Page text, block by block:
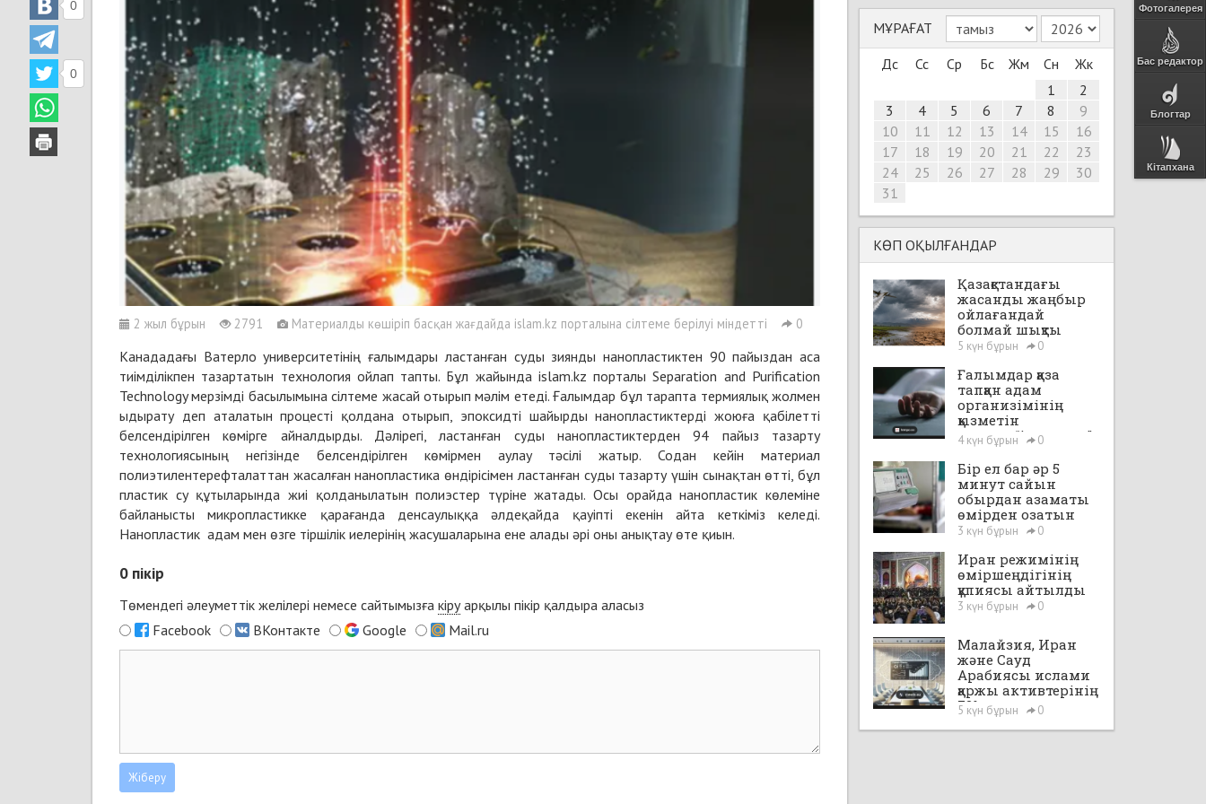
Фотогалерея
Бас редактор
Блогтар
Кітапхана
2 жыл бұрын 2791 Материалды көшіріп басқан жағдайда islam.kz порталына сілтеме берілуі міндетті 0
0
0
Канададағы Ватерло университетінің ғалымдары ластанған суды зиянды нанопластиктен 90 пайыздан аса
тиімділікпен тазартатын технология ойлап тапты. Бұл жайында islam.kz порталы Separation and Purification
Technology мерзімді басылымына сілтеме жасай отырып мәлім етеді. Ғалымдар бұл тарапта термиялық жолмен
ыдырату деп аталатын процесті қолдана отырып, эпоксидті шайырды нанопластиктерді жоюға қабілетті
белсендірілген көмірге айналдырды. Дәлірегі, ластанған суды нанопластиктерден 94 пайыз тазарту
технологиясының негізінде белсендірілген көмірмен аулау тәсілі жатыр. Содан кейін материал
полиэтилентерефталаттан жасалған нанопластика өндірісімен ластанған суды тазарту үшін сынақтан өтті, бұл
пластик су құтыларында жиі қолданылатын полиэстер түріне жатады. Осы орайда нанопластик көлеміне
байланысты микропластикке қарағанда денсаулыққа әлдеқайда қауіпті екенін айта кеткіміз келеді.
Нанопластик адам мен өзге тіршілік иелерінің жасушаларына ене алады әрі оны анықтау өте қиын.
0 пікір
Төмендегі әлеуметтік желілері немесе сайтымызға кіруарқылы пікір қалдыра аласыз
Facebook
ВКонтакте Google Mail.ru
МҰРАҒАТ
Дс
Сс Ср Бс Жм Сн
Жк
1
2
3
4 5 6 7 8
9
10
11 12 13 14 15
16
17
18 19 20 21 22
23
24
25 26 27 28 29
30
31
КӨП ОҚЫЛҒАНДАР
Қазақстандағы
жасанды жаңбыр
ойлағандай
болмай шықты
5 күн бұрын 0
Ғалымдар қаза
тапқан адам
организімінің
қызметін
уақытша“іске қосты”
4 күн бұрын 0
Бір ел бар әр 5
минут сайын
обырдан азаматы
өмірден озатын
3 күн бұрын 0
Иран режимінің
өміршеңдігінің
құпиясы айтылды
3 күн бұрын 0
Малайзия, Иран
және Сауд
Арабиясы ислами
қаржы активтерінің
72%-на ие
5 күн бұрын 0